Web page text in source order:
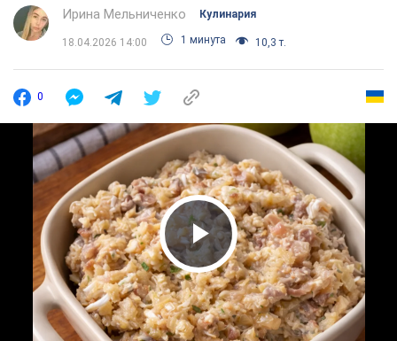
Ирина Мельниченко Кулинария
18.04.2026 14:00 1 минута 10,3 т.
0
Play Video